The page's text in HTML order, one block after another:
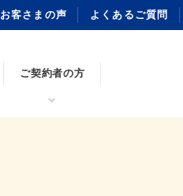
お客さまの声 よくあるご質問
ご契約者の方